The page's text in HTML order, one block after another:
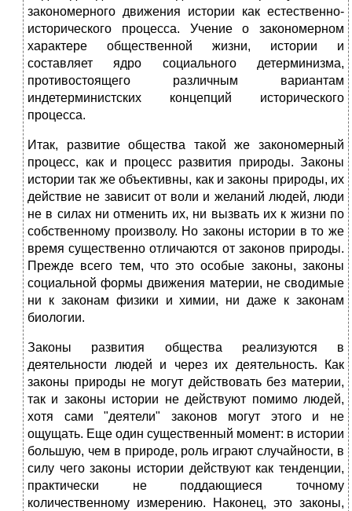
закономерного движения истории как естественно-
исторического процесса. Учение о закономерном
характере общественной жизни, истории и
составляет ядро социального детерминизма,
противостоящего различным вариантам
индетерминистских концепций исторического
процесса.
Итак, развитие общества такой же закономерный
процесс, как и процесс развития природы. Законы
истории так же объективны, как и законы природы, их
действие не зависит от воли и желаний людей, люди
не в силах ни отменить их, ни вызвать их к жизни по
собственному произволу. Но законы истории в то же
время существенно отличаются от законов природы.
Прежде всего тем, что это особые законы, законы
социальной формы движения материи, не сводимые
ни к законам физики и химии, ни даже к законам
биологии.
Законы развития общества реализуются в
деятельности людей и через их деятельность. Как
законы природы не могут действовать без материи,
так и законы истории не действуют помимо людей,
хотя сами "деятели" законов могут этого и не
ощущать. Еще один существенный момент: в истории
большую, чем в природе, роль играют случайности, в
силу чего законы истории действуют как тенденции,
практически не поддающиеся точному
количественному измерению. Наконец, это законы,